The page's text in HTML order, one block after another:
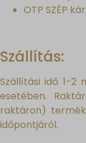
OTP SZÉP
Szállítás:
Szállítási idő 1-2
esetében.
raktáron)
időpontjáról.